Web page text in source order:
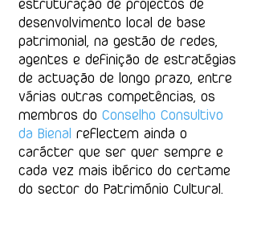
estruturação de projectos de
desenvolvimento local de base
patrimonial, na gestão de redes,
agentes e definição de estratégias
de actuação de longo prazo, entre
várias outras competências, os
membros do Conselho Consultivo
da Bienal reflectem ainda o
carácter que ser quer sempre e
cada vez mais ibérico do certame
do sector do Património Cultural.